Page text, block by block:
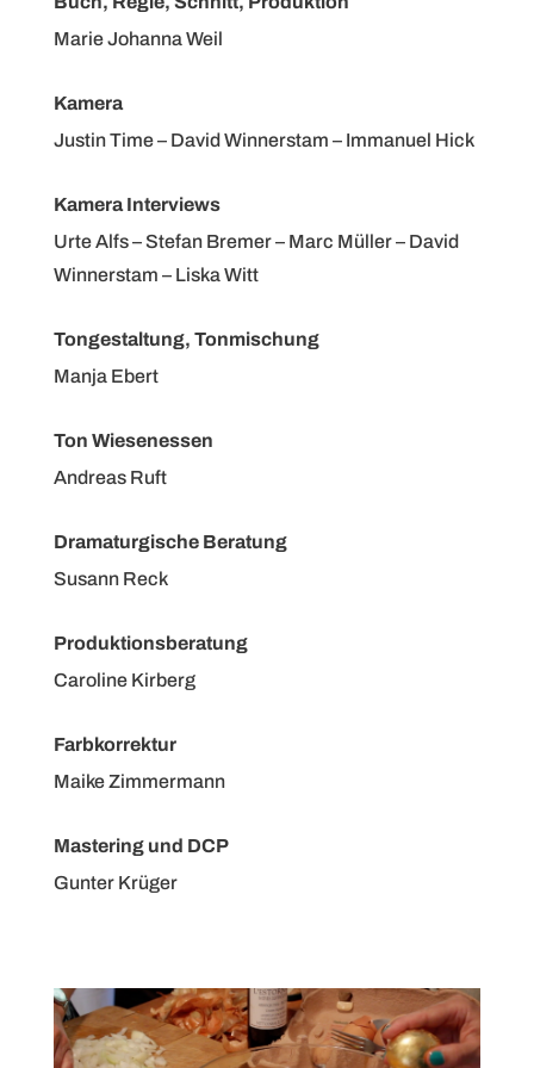
Marie Johanna Weil
Kamera
Justin Time – David Winnerstam – Immanuel Hick
Kamera Interviews
Urte Alfs – Stefan Bremer – Marc Müller – David
Winnerstam – Liska Witt
Tongestaltung, Tonmischung
Manja Ebert
Ton Wiesenessen
Andreas Ruft
Dramaturgische Beratung
Susann Reck
Produktionsberatung
Caroline Kirberg
Farbkorrektur
Maike Zimmermann
Mastering und DCP
Gunter Krüger